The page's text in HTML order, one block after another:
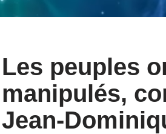
Les peuples
manipulés,
Jean-